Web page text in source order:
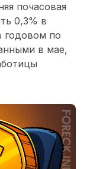
почасовая
0,3% в
годовом по
в мае,